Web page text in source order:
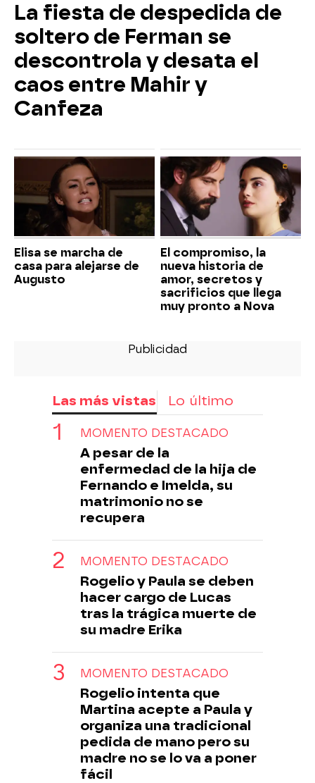
La fiesta de despedida de
soltero de Ferman se
descontrola y desata el
caos entre Mahir y
Canfeza
Elisa se marcha de
casa para alejarse de
Augusto
El compromiso, la
nueva historia de
amor, secretos y
sacrificios que llega
muy pronto a Nova
Las más vistas Lo último
MOMENTO DESTACADO
A pesar de la
enfermedad de la hija de
Fernando e Imelda, su
matrimonio no se
recupera
MOMENTO DESTACADO
Rogelio y Paula se deben
hacer cargo de Lucas
tras la trágica muerte de
su madre Erika
MOMENTO DESTACADO
Rogelio intenta que
Martina acepte a Paula y
organiza una tradicional
pedida de mano pero su
madre no se lo va a poner
fácil